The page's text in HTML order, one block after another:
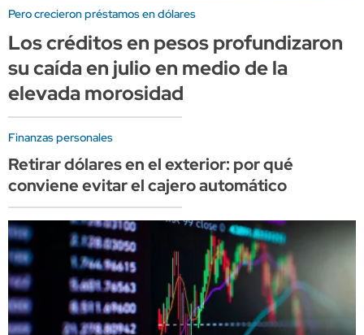
Pero crecieron préstamos en dólares
Los créditos en pesos profundizaron
su caída en julio en medio de la
elevada morosidad
Finanzas personales
Retirar dólares en el exterior: por qué
conviene evitar el cajero automático